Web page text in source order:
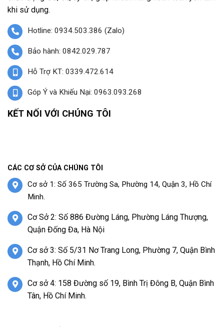
khi sử dụng.
Hotline: 0934.503.386 (Zalo)
Bảo hành: 0842.029.787
Hỗ Trợ KT: 0339.472.614
Góp Ý và Khiếu Nại: 0963.093.268
KẾT NỐI VỚI CHÚNG TÔI
CÁC CƠ SỞ CỦA CHÚNG TÔI
Cơ sở 1: Số 365 Trường Sa, Phường 14, Quận 3, Hồ Chí
Minh.
Cơ Sở 2: Số 886 Đường Láng, Phường Láng Thượng,
Quận Đống Đa, Hà Nội
Cơ sở 3: Số 5/31 Nơ Trang Long, Phường 7, Quận Bình
Thạnh, Hồ Chí Minh.
Cơ sở 4: 158 Đường số 19, Bình Trị Đông B, Quận Bình
Tân, Hồ Chí Minh.